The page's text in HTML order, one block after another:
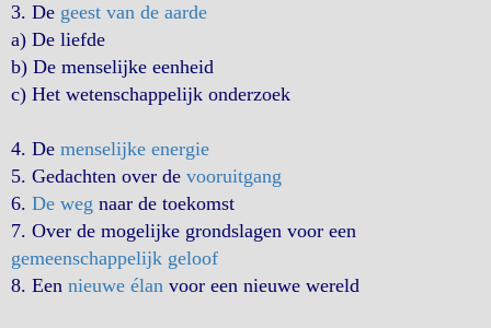
3. De geest van de aarde
a) De liefde
b) De menselijke eenheid
c) Het wetenschappelijk onderzoek
4. De menselijke energie
5. Gedachten over de vooruitgang
6. De weg naar de toekomst
7. Over de mogelijke grondslagen voor een
gemeenschappelijk geloof
8. Een nieuwe élan voor een nieuwe wereld